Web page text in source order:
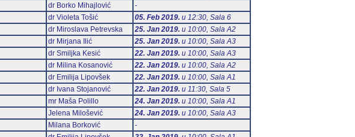
dr Borko Mihajlović
-
dr Violeta Tošić 05. Feb 2019.u 12:30, Sala 6
dr Miroslava Petrevska 25. Jan 2019.u 10:00, Sala А2
dr Mirjana Ilić 25. Jan 2019.u 10:00, Sala А3
dr Smiljka Kesić 22. Jan 2019.u 10:00, Sala А3
dr Milina Kosanović 22. Jan 2019.u 10:00, Sala А2
dr Emilija Lipovšek 22. Jan 2019.u 10:00, Sala А1
dr Ivana Stojanović 22. Jan 2019.u 11:30, Sala 5
mr Maša Polillo 24. Jan 2019.u 10:00, Sala А1
Jelena Milošević 24. Jan 2019.u 10:00, Sala А3
Milana Borković
-